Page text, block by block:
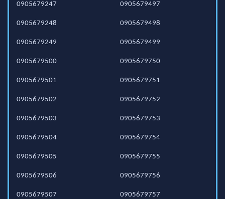
0905679247
0905679248
0905679249
0905679497
0905679498
0905679499
0905679500
0905679501
0905679502
0905679503
0905679504
0905679505
0905679506
0905679507
0905679750
0905679751
0905679752
0905679753
0905679754
0905679755
0905679756
0905679757